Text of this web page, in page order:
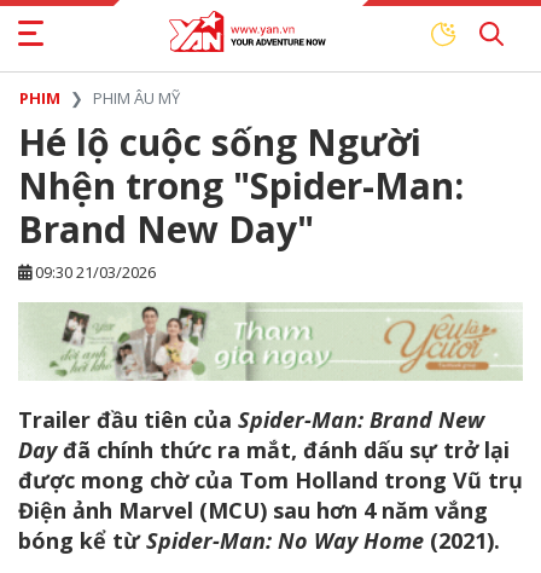
PHIM PHIM ÂU MỸ
Hé lộ cuộc sống Người
Nhện trong "Spider-Man:
Brand New Day"
09:30 21/03/2026
Trailer đầu tiên của Spider-Man: Brand New
Dayđã chính thức ra mắt, đánh dấu sự trở lại
được mong chờ của Tom Holland trong Vũ trụ
Điện ảnh Marvel (MCU) sau hơn 4 năm vắng
bóng kể từSpider-Man: No Way Home (2021).